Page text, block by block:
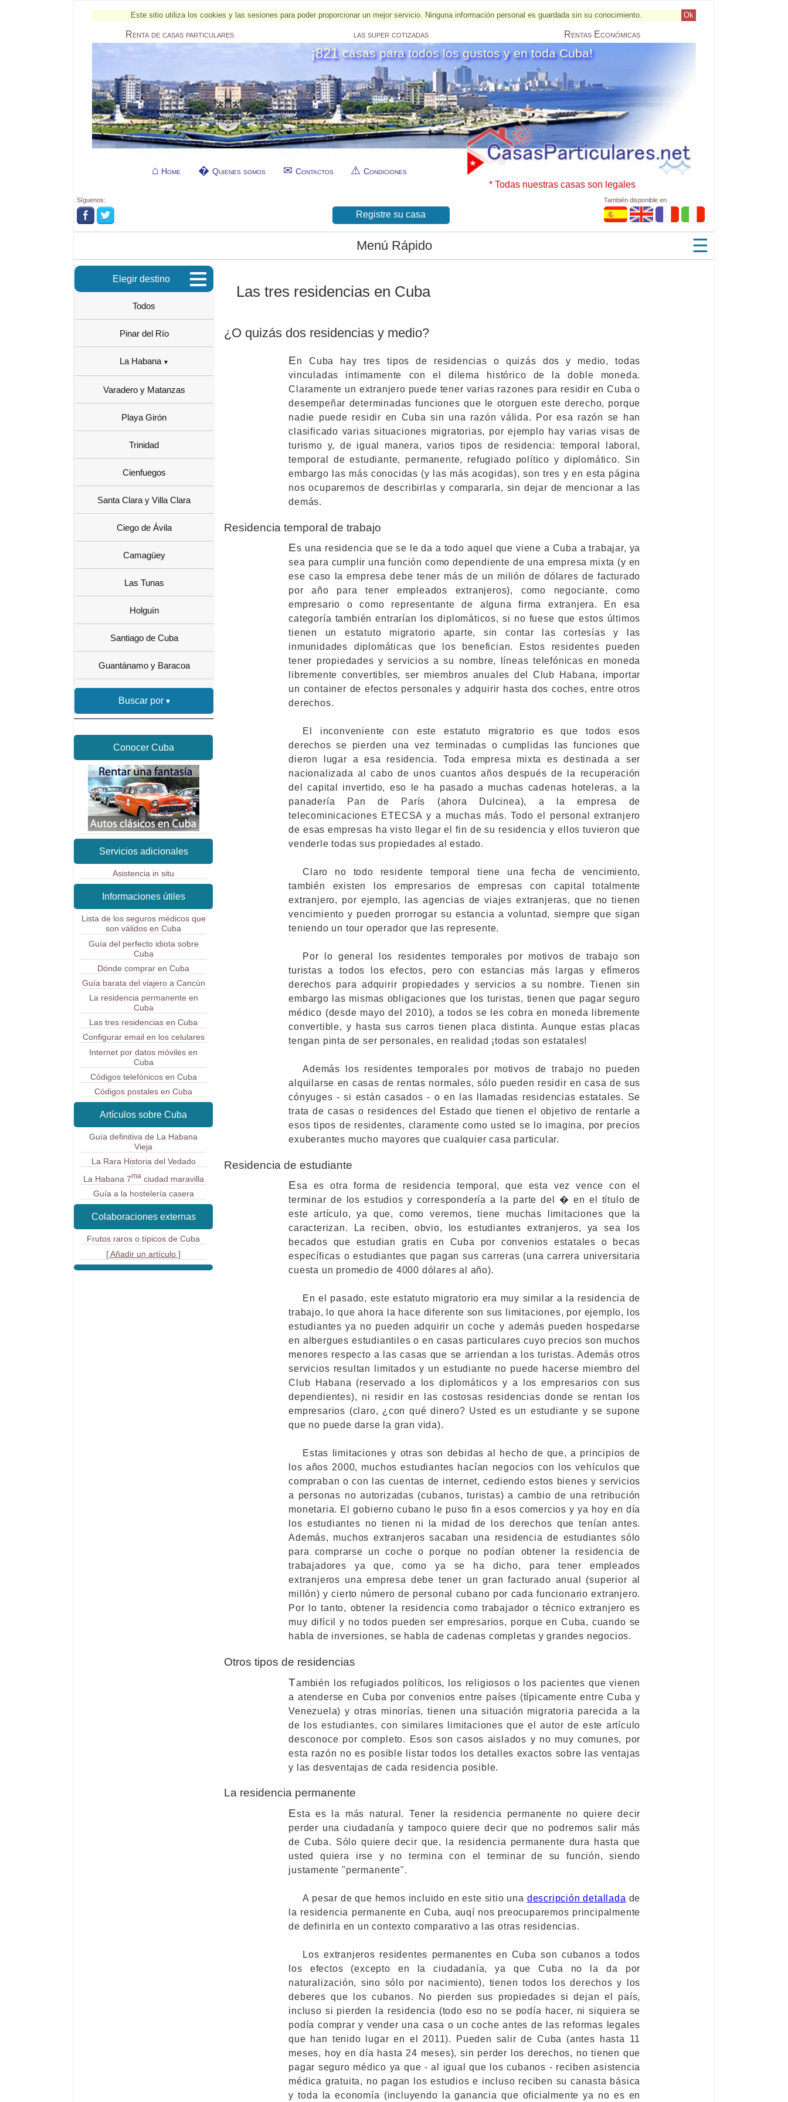
Ok
Este sitio utiliza los cookies y las sesiones para poder proporcionar un mejor servicio. Ninguna información personal es guardada sin su conocimiento.
Rentade casas particulares las super cotizadas Rentas Económicas
* Todas nuestras casas son legales
¡821casas para todos los gustos y en toda Cuba!
Home Quienes somos Contactos Condiciones
Síguenos:
Registre su casa
También disponible en
Menú Rápido ☰
Elegir destino
Todos
Pinar del Río
La Habana
Varadero y Matanzas
Playa Girón
Trinidad
Cienfuegos
Santa Clara y Villa Clara
Ciego de Ávila
Camagüey
Las Tunas
Holguín
Santiago de Cuba
Guantánamo y Baracoa
Buscar por
Las tres residencias en Cuba
¿O quizás dos residencias y medio?
En Cuba hay tres tipos de residencias o quizás dos y medio, todas
vinculadas intimamente con el dilema histórico de la doble moneda.
Claramente un extranjero puede tener varias razones para residir en Cuba o
desempeñar determinadas funciones que le otorguen este derecho, porque
nadie puede residir en Cuba sin una razón válida. Por esa razón se han
clasificado varias situaciones migratorias, por ejemplo hay varias visas de
turismo y, de igual manera, varios tipos de residencia: temporal laboral,
temporal de estudiante, permanente, refugiado político y diplomático. Sin
embargo las más conocidas (y las más acogidas), son tres y en esta página
nos ocuparemos de describirlas y compararla, sin dejar de mencionar a las
demás.
Residencia temporal de trabajo
Es una residencia que se le da a todo aquel que viene a Cuba a trabajar, ya
sea para cumplir una función como dependiente de una empresa mixta (y en
ese caso la empresa debe tener más de un milión de dólares de facturado
por año para tener empleados extranjeros), como negociante, como
empresario o como representante de alguna firma extranjera. En esa
categoría también entrarían los diplomáticos, si no fuese que estos últimos
tienen un estatuto migratorio aparte, sin contar las cortesías y las
inmunidades diplomáticas que los benefician. Estos residentes pueden
tener propiedades y servicios a su nombre, líneas telefónicas en moneda
libremente convertibles, ser miembros anuales del Club Habana, importar
un container de efectos personales y adquirir hasta dos coches, entre otros
derechos.
El inconveniente con este estatuto migratorio es que todos esos
derechos se pierden una vez terminadas o cumplidas las funciones que
dieron lugar a esa residencia. Toda empresa mixta es destinada a ser
nacionalizada al cabo de unos cuantos años después de la recuperación
del capital invertido, eso le ha pasado a muchas cadenas hoteleras, a la
panadería Pan de París (ahora Dulcinea), a la empresa de
telecominicaciones ETECSA y a muchas más. Todo el personal extranjero
de esas empresas ha visto llegar el fin de su residencia y ellos tuvieron que
venderle todas sus propiedades al estado.
Claro no todo residente temporal tiene una fecha de vencimiento,
también existen los empresarios de empresas con capital totalmente
extranjero, por ejemplo, las agencias de viajes extranjeras, que no tienen
vencimiento y pueden prorrogar su estancia a voluntad, siempre que sigan
teniendo un tour operador que las represente.
Por lo general los residentes temporales por motivos de trabajo son
turistas a todos los efectos, pero con estancias más largas y efímeros
derechos para adquirir propiedades y servicios a su nombre. Tienen sin
embargo las mismas obligaciones que los turistas, tienen que pagar seguro
médico (desde mayo del 2010), a todos se les cobra en moneda libremente
convertible, y hasta sus carros tienen placa distinta. Aunque estas placas
tengan pinta de ser personales, en realidad ¡todas son estatales!
Además los residentes temporales por motivos de trabajo no pueden
alquilarse en casas de rentas normales, sólo pueden residir en casa de sus
cónyuges - si están casados - o en las llamadas residencias estatales. Se
trata de casas o residences del Estado que tienen el objetivo de rentarle a
esos tipos de residentes, claramente como usted se lo imagina, por precios
exuberantes mucho mayores que cualquier casa particular.
Residencia de estudiante
Esa es otra forma de residencia temporal, que esta vez vence con el
terminar de los estudios y correspondería a la parte del � en el título de
este artículo, ya que, como veremos, tiene muchas limitaciones que la
caracterizan. La reciben, obvio, los estudiantes extranjeros, ya sea los
becados que estudian gratis en Cuba por convenios estatales o becas
específicas o estudiantes que pagan sus carreras (una carrera universitaria
cuesta un promedio de 4000 dólares al año).
En el pasado, este estatuto migratorio era muy similar a la residencia de
trabajo, lo que ahora la hace diferente son sus limitaciones, por ejemplo, los
estudiantes ya no pueden adquirir un coche y además pueden hospedarse
en albergues estudiantiles o en casas particulares cuyo precios son muchos
menores respecto a las casas que se arriendan a los turistas. Además otros
servicios resultan limitados y un estudiante no puede hacerse miembro del
Club Habana (reservado a los diplomáticos y a los empresarios con sus
dependientes), ni residir en las costosas residencias donde se rentan los
empresarios (claro, ¿con qué dinero? Usted es un estudiante y se supone
que no puede darse la gran vida).
Estas limitaciones y otras son debidas al hecho de que, a principios de
los años 2000, muchos estudiantes hacían negocios con los vehículos que
compraban o con las cuentas de internet, cediendo estos bienes y servicios
a personas no autorizadas (cubanos, turistas) a cambio de una retribución
monetaria. El gobierno cubano le puso fin a esos comercios y ya hoy en día
los estudiantes no tienen ni la midad de los derechos que tenían antes.
Además, muchos extranjeros sacaban una residencia de estudiantes sólo
para comprarse un coche o porque no podían obtener la residencia de
trabajadores ya que, como ya se ha dicho, para tener empleados
extranjeros una empresa debe tener un gran facturado anual (superior al
millón) y cierto número de personal cubano por cada funcionario extranjero.
Por lo tanto, obtener la residencia como trabajador o técnico extranjero es
muy difícil y no todos pueden ser empresarios, porque en Cuba, cuando se
habla de inversiones, se habla de cadenas completas y grandes negocios.
Otros tipos de residencias
También los refugiados políticos, los religiosos o los pacientes que vienen
a atenderse en Cuba por convenios entre países (típicamente entre Cuba y
Venezuela) y otras minorías, tienen una situación migratoria parecida a la
de los estudiantes, con similares limitaciones que el autor de este artículo
desconoce por completo. Esos son casos aislados y no muy comunes, por
esta razón no es posible listar todos los detalles exactos sobre las ventajas
y las desventajas de cada residencia posible.
La residencia permanente
Esta es la más natural. Tener la residencia permanente no quiere decir
perder una ciudadanía y tampoco quiere decir que no podremos salir más
de Cuba. Sólo quiere decir que, la residencia permanente dura hasta que
usted quiera irse y no termina con el terminar de su función, siendo
justamente "permanente".
A pesar de que hemos incluido en este sitio una descripción detallada de
la residencia permanente en Cuba, auqí nos preocuparemos principalmente
de definirla en un contexto comparativo a las otras residencias.
Los extranjeros residentes permanentes en Cuba son cubanos a todos
los efectos (excepto en la ciudadanía, ya que Cuba no la da por
naturalización, sino sólo por nacimiento), tienen todos los derechos y los
deberes que los cubanos. No pierden sus propiedades si dejan el país,
incluso si pierden la residencia (todo eso no se podía hacer, ni siquiera se
podía comprar y vender una casa o un coche antes de las reformas legales
que han tenido lugar en el 2011). Pueden salir de Cuba (antes hasta 11
meses, hoy en día hasta 24 meses), sin perder los derechos, no tienen que
pagar seguro médico ya que - al igual que los cubanos - reciben asistencia
médica gratuita, no pagan los estudios e incluso reciben su canasta básica
y toda la economía (incluyendo la ganancia que oficialmente ya no es en
Conocer Cuba
Servicios adicionales
Asistencia in situ
Informaciones útiles
Lista de los seguros médicos que
son válidos en Cuba
Guía del perfecto idiota sobre
Cuba
Dónde comprar en Cuba
Guía barata del viajero a Cancún
La residencia permanente en
Cuba
Las tres residencias en Cuba
Configurar email en los celulares
Internet por datos móviles en
Cuba
Códigos telefónicos en Cuba
Códigos postales en Cuba
Artículos sobre Cuba
Guía definitiva de La Habana
Vieja
La Rara Historia del Vedado
La Habana 7maciudad maravilla
Guía a la hostelería casera
Colaboraciones externas
Frutos raros o típicos de Cuba
[ Añadir un artículo ]